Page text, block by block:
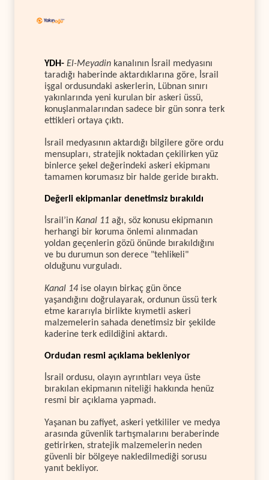
YDH- El-Meyadin kanalının İsrail medyasını
taradığı haberinde aktardıklarına göre, İsrail
işgal ordusundaki askerlerin, Lübnan sınırı
yakınlarında yeni kurulan bir askeri üssü,
konuşlanmalarından sadece bir gün sonra terk
ettikleri ortaya çıktı.
İsrail medyasının aktardığı bilgilere göre ordu
mensupları, stratejik noktadan çekilirken yüz
binlerce şekel değerindeki askeri ekipmanı
tamamen korumasız bir halde geride bıraktı.
Değerli ekipmanlar denetimsiz bırakıldı
İsrail’in Kanal 11 ağı, söz konusu ekipmanın
herhangi bir koruma önlemi alınmadan
yoldan geçenlerin gözü önünde bırakıldığını
ve bu durumun son derece "tehlikeli"
olduğunu vurguladı.
Kanal 14 ise olayın birkaç gün önce
yaşandığını doğrulayarak, ordunun üssü terk
etme kararıyla birlikte kıymetli askeri
malzemelerin sahada denetimsiz bir şekilde
kaderine terk edildiğini aktardı.
Ordudan resmi açıklama bekleniyor
İsrail ordusu, olayın ayrıntıları veya üste
bırakılan ekipmanın niteliği hakkında henüz
resmi bir açıklama yapmadı.
Yaşanan bu zafiyet, askeri yetkililer ve medya
arasında güvenlik tartışmalarını beraberinde
getirirken, stratejik malzemelerin neden
güvenli bir bölgeye nakledilmediği sorusu
yanıt bekliyor.